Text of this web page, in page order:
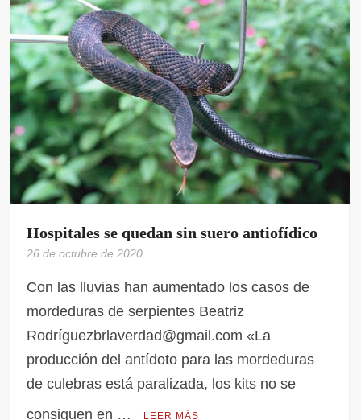
Hospitales se quedan sin suero antiofídico
26 de octubre de 2020
Con las lluvias han aumentado los casos de
mordeduras de serpientes Beatriz
Rodríguezbrlaverdad@gmail.com «La
producción del antídoto para las mordeduras
de culebras está paralizada, los kits no se
consiguen en …
LEER MÁS